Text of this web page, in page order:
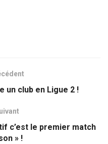
un club en Ligue 2 !
c’est le premier match
» !